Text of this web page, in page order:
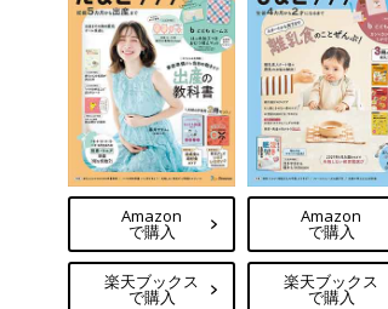
Amazon
で購入
楽天ブックス
で購入
Amazon
で購入
楽天ブックス
で購入